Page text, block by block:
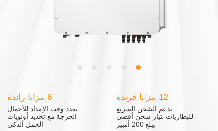
12 مزايا فريدة
يدعم الشحن السريع
للبطاريات بتيار شحن أقصى
يبلغ 200 أمبير
6 مزايا رائدة
يمدد وقت الإمداد للأحمال
الحرجة مع تحديد أولويات
الحمل الذكي